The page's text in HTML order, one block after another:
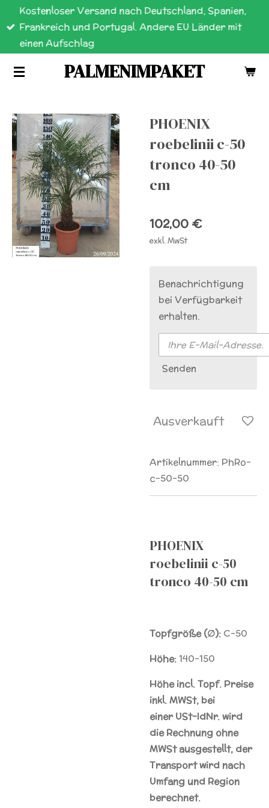
Zum
Hauptinhalt
springen
PALMENIMPAKET
Kostenloser Versand nach Deutschland, Spanien,
Frankreich und Portugal. Andere EU Länder mit
einen Aufschlag
PHOENIX
roebelinii c-50
tronco 40-50
cm
102,00 €
exkl. MwSt
Benachrichtigung
bei Verfügbarkeit
erhalten.
Senden
Ausverkauft
Artikelnummer: PhRo-
c-50-50
PHOENIX
roebelinii c-50
tronco 40-50 cm
Topfgröße (∅): C-50
Höhe:140-150
Höhe incl. Topf. Preise
inkl. MWSt, bei
einerUSt-IdNr.wird
die Rechnung ohne
MWSt ausgestellt, der
Transport wird nach
Umfang und Region
berechnet.